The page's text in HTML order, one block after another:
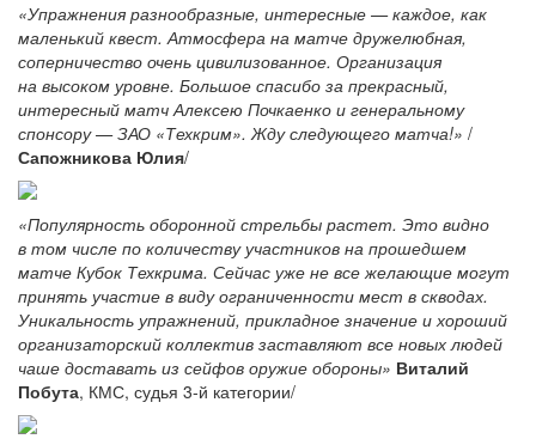
«Упражнения разнообразные, интересные — каждое, как
маленький квест. Атмосфера на матче дружелюбная,
соперничество очень цивилизованное. Организация
на высоком уровне. Большое спасибо за прекрасный,
интересный матч Алексею Почкаенко и генеральному
спонсору — ЗАО «Техкрим». Жду следующего матча!» /
Сапожникова Юлия/
«Популярность оборонной стрельбы растет. Это видно
в том числе по количеству участников на прошедшем
матче Кубок Техкрима. Сейчас уже не все желающие могут
принять участие в виду ограниченности мест в скводах.
Уникальность упражнений, прикладное значение и хороший
организаторский коллектив заставляют все новых людей
чаше доставать из сейфов оружие обороны» Виталий
Побута, КМС, судья 3-й категории/